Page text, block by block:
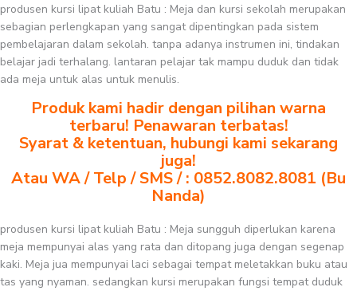
produsen kursi lipat kuliah Batu : Meja dan kursi sekolah merupakan
sebagian perlengkapan yang sangat dipentingkan pada sistem
pembelajaran dalam sekolah. tanpa adanya instrumen ini, tindakan
belajar jadi terhalang. lantaran pelajar tak mampu duduk dan tidak
ada meja untuk alas untuk menulis.
Produk kami hadir dengan pilihan warna
terbaru! Penawaran terbatas!
Syarat & ketentuan, hubungi kami sekarang
juga!
Atau WA / Telp / SMS / : 0852.8082.8081 (Bu
Nanda)
produsen kursi lipat kuliah Batu : Meja sungguh diperlukan karena
meja mempunyai alas yang rata dan ditopang juga dengan segenap
kaki. Meja jua mempunyai laci sebagai tempat meletakkan buku atau
tas yang nyaman. sedangkan kursi merupakan fungsi tempat duduk